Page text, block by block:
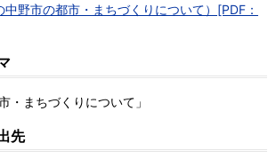
中野市の都市・まちづくりについて）[PDF：
・まちづくりについて」
先